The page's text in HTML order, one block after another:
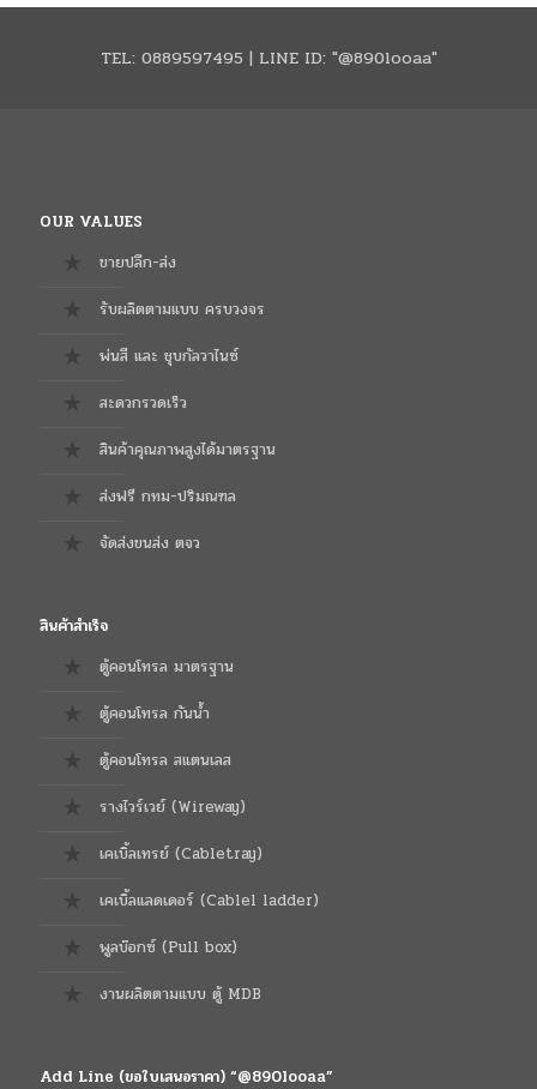
TEL: 0889597495 | LINE ID: "@890looaa"
OUR VALUES
ขายปลีก-ส่ง
รับผลิตตามแบบ ครบวงจร
พ่นสี และ ชุบกัลวาไนซ์
สะดวกรวดเร็ว
สินค้าคุณภาพสูงได้มาตรฐาน
ส่งฟรี กทม-ปริมณฑล
จัดส่งขนส่ง ตจว
สินค้าสำเร็จ
ตู้คอนโทรล มาตรฐาน
ตู้คอนโทรล กันน้ำ
ตู้คอนโทรล สแตนเลส
รางไวร์เวย์ (Wireway)
เคเบิ้ลเทรย์ (Cabletray)
เคเบิ้ลแลดเดอร์ (Cablel ladder)
พูลบ๊อกซ์ (Pull box)
งานผลิตตามแบบ ตู้ MDB
Add Line (ขอใบเสนอราคา) “@890looaa”